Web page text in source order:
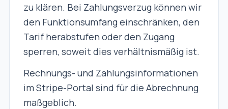
zu klären. Bei Zahlungsverzug können wir
den Funktionsumfang einschränken, den
Tarif herabstufen oder den Zugang
sperren, soweit dies verhältnismäßig ist.
Rechnungs- und Zahlungsinformationen
im Stripe-Portal sind für die Abrechnung
maßgeblich.